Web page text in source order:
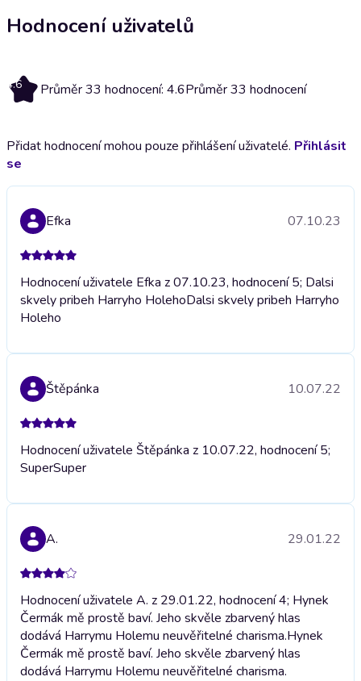
Hodnocení uživatelů
4.6 Průměr 33 hodnocení: 4.6Průměr 33 hodnocení
Přidat hodnocení mohou pouze přihlášení uživatelé. Přihlásit
se
Efka 07.10.23
Hodnocení uživatele Efka z 07.10.23, hodnocení 5; Dalsi
skvely pribeh Harryho HolehoDalsi skvely pribeh Harryho
Holeho
Štěpánka 10.07.22
Hodnocení uživatele Štěpánka z 10.07.22, hodnocení 5;
SuperSuper
A. 29.01.22
Hodnocení uživatele A. z 29.01.22, hodnocení 4; Hynek
Čermák mě prostě baví. Jeho skvěle zbarvený hlas
dodává Harrymu Holemu neuvěřitelné charisma.Hynek
Čermák mě prostě baví. Jeho skvěle zbarvený hlas
dodává Harrymu Holemu neuvěřitelné charisma.